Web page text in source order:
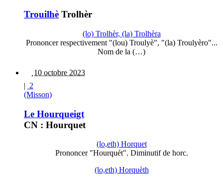
Trouilhè Trolhèr
(lo) Trolhèr, (la) Trolhèra
Prononcer respectivement "(lou) Troulyè", "(la) Troulyèro"...
Nom de la (…)
10 octobre 2023
| 2
(Misson)
Le Hourqueigt
CN : Hourquet
(lo,eth) Horquet
Prononcer "Hourquét". Diminutif de horc.
(lo,eth) Horquèth